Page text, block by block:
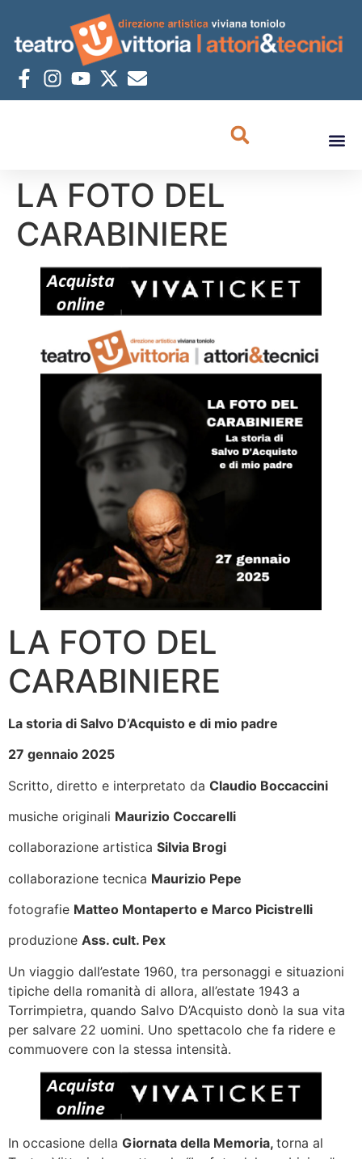
LA FOTO DEL
CARABINIERE
LA FOTO DEL
CARABINIERE
La storia di Salvo D’Acquisto e di mio padre
27 gennaio 2025
Scritto, diretto e interpretato da Claudio Boccaccini
musiche originali Maurizio Coccarelli
collaborazione artistica Silvia Brogi
collaborazione tecnica Maurizio Pepe
fotografie Matteo Montaperto e Marco Picistrelli
produzione Ass. cult. Pex
Un viaggio dall’estate 1960, tra personaggi e situazioni
tipiche della romanità di allora, all’estate 1943 a
Torrimpietra, quando Salvo D’Acquisto donò la sua vita
per salvare 22 uomini. Uno spettacolo che fa ridere e
commuovere con la stessa intensità.
In occasione della Giornata della Memoria, torna al